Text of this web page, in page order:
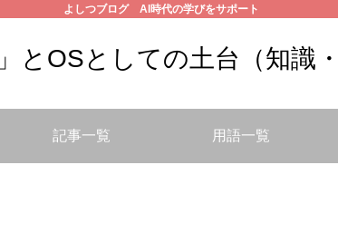
よしつブログ AI時代の学びをサポート
とOSとしての土台（知識
記事一覧 用語一覧